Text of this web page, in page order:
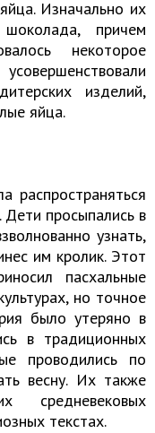
Изначально их
причем
некоторое
изделий,
яйца.
распространяться
Дети просыпались в
узнать,
им кролик. Этот
пасхальные
но точное
было утеряно в
в традиционных
проводились по
весну. Их также
текстах.